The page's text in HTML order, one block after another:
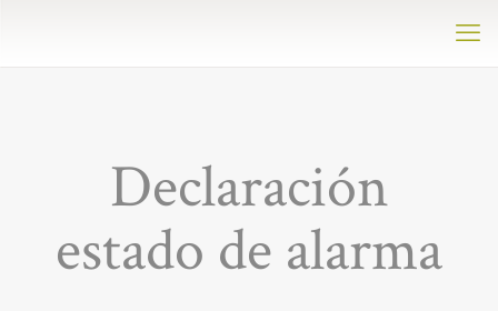
Declaración
estado de alarma